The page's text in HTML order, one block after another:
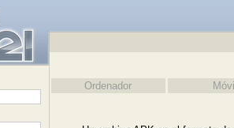
Ordenador